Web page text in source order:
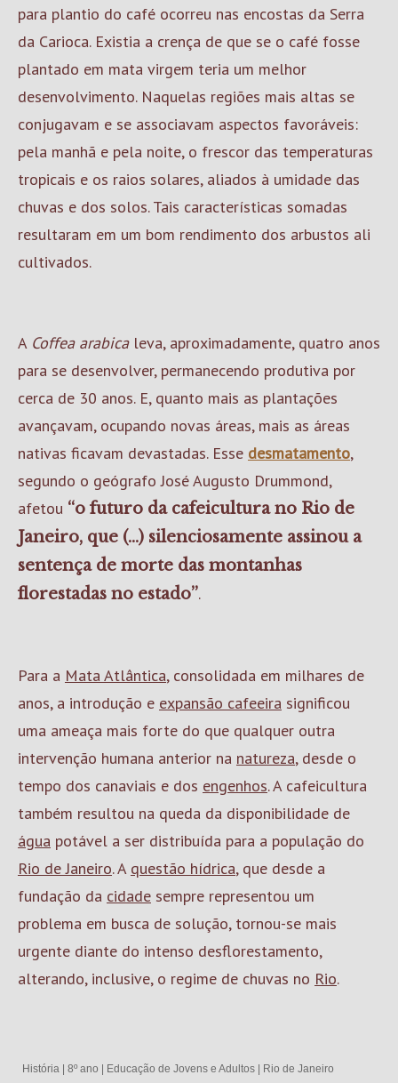
para plantio do café ocorreu nas encostas da Serra
da Carioca. Existia a crença de que se o café fosse
plantado em mata virgem teria um melhor
desenvolvimento. Naquelas regiões mais altas se
conjugavam e se associavam aspectos favoráveis:
pela manhã e pela noite, o frescor das temperaturas
tropicais e os raios solares, aliados à umidade das
chuvas e dos solos. Tais características somadas
resultaram em um bom rendimento dos arbustos ali
cultivados.
A Coffea arabicaleva, aproximadamente, quatro anos
para se desenvolver, permanecendo produtiva por
cerca de 30 anos. E, quanto mais as plantações
avançavam, ocupando novas áreas, mais as áreas
nativas ficavam devastadas. Esse desmatamento,
segundo o geógrafo José Augusto Drummond,
afetou “o futuro da cafeicultura no Rio de
Janeiro, que (...) silenciosamente assinou a
sentença de morte das montanhas
florestadas no estado”.
Para a Mata Atlântica, consolidada em milhares de
anos, a introdução e expansão cafeeira significou
uma ameaça mais forte do que qualquer outra
intervenção humana anterior na natureza, desde o
tempo dos canaviais e dos engenhos. A cafeicultura
também resultou na queda da disponibilidade de
água potável a ser distribuída para a população do
Rio de Janeiro. A questão hídrica, que desde a
fundação da cidade sempre representou um
problema em busca de solução, tornou-se mais
urgente diante do intenso desflorestamento,
alterando, inclusive, o regime de chuvas no Rio.
História 8º ano Educação de Jovens e Adultos Rio de Janeiro